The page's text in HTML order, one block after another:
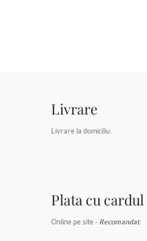
Livrare
Livrare la domiciliu.
Plata cu cardul
Online pe site - Recomandat.